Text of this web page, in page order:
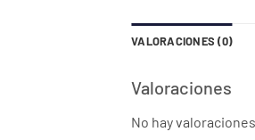
VALORACIONES (0)
Valoraciones
No hay valoraciones